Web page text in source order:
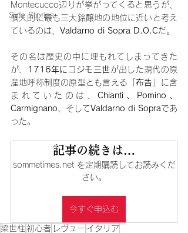
Side Stories
Montecucco辺りが挙がってくると思うが、
個人的に最も三大銘醸地の地位に近いと考え
ているのは、 Valdarno di Sopra D.O.Cだ。
その名は歴史の中に埋もれてしまってきた
が、
1716年にコジモ三世が出した現代の原
産地呼称制度の原型とも言える「布告 」に含
まれていたのは、Chianti、Pomino、
Carmignano 、そしてValdarno di Sopraであ
った。
記事の続きは…
sommetimes.net を定期購読してお読みくだ
さい。
今すぐ申込む
梁世柱 初心者 レヴュー イタリア